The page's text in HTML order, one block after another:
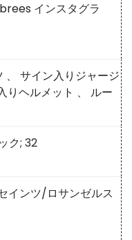
インスタグラ
、 サイン入りジャージ
りヘルメット 、 ルー
ク; 32
インツ/ロサンゼルス